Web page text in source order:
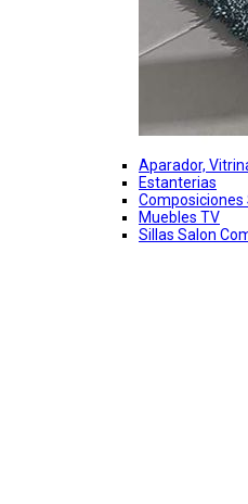
Aparador,
Estanterias
Composiciones
Muebles TV
Sillas Salon